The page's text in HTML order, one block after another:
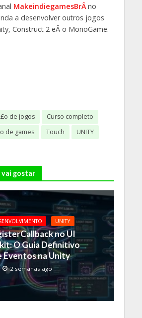
MakeindiegamesBrÂno
a desenvolver outros jogos
Construct 2 eÂ o MonoGame.
de jogos
Curso completo
de games
Touch
UNITY
vai gostar
UNITY
no UI
O Guia Definitivo
Eventos na Unity
2 semanas ago